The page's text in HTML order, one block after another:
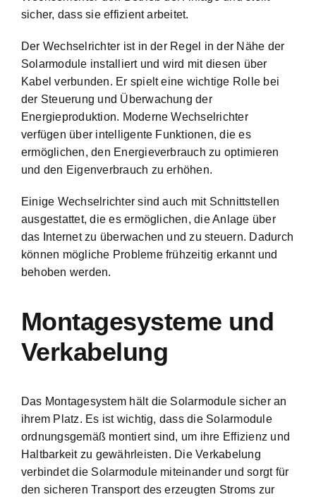
sicher, dass sie effizient arbeitet.
Der Wechselrichter ist in der Regel in der Nähe der
Solarmodule installiert und wird mit diesen über
Kabel verbunden. Er spielt eine wichtige Rolle bei
der Steuerung und Überwachung der
Energieproduktion. Moderne Wechselrichter
verfügen über intelligente Funktionen, die es
ermöglichen, den Energieverbrauch zu optimieren
und den Eigenverbrauch zu erhöhen.
Einige Wechselrichter sind auch mit Schnittstellen
ausgestattet, die es ermöglichen, die Anlage über
das Internet zu überwachen und zu steuern. Dadurch
können mögliche Probleme frühzeitig erkannt und
behoben werden.
Montagesysteme und
Verkabelung
Das Montagesystem hält die Solarmodule sicher an
ihrem Platz. Es ist wichtig, dass die Solarmodule
ordnungsgemäß montiert sind, um ihre Effizienz und
Haltbarkeit zu gewährleisten. Die Verkabelung
verbindet die Solarmodule miteinander und sorgt für
den sicheren Transport des erzeugten Stroms zur